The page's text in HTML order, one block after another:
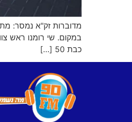
כבת 50 […]